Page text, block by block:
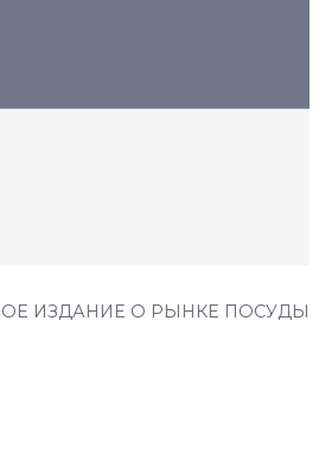
ИЗДАНИЕ О РЫНКЕ ПОСУДЫ